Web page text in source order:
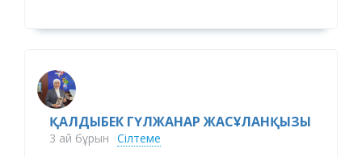
ҚАЛДЫБЕК ГҮЛЖАНАР ЖАСҰЛАНҚЫЗЫ
3 ай бұрын Сілтеме